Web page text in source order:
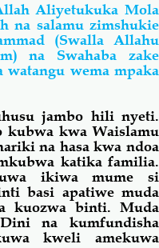
Aliyetukuka Mola
na salamu zimshukie
(Swalla Allahu
na Swahaba zake
wema mpaka
jambo hili nyeti.
kwa Waislamu
na hasa kwa ndoa
katika familia.
ikiwa mume si
basi apatiwe muda
kuozwa binti. Muda
na kumfundisha
kweli amekuwa